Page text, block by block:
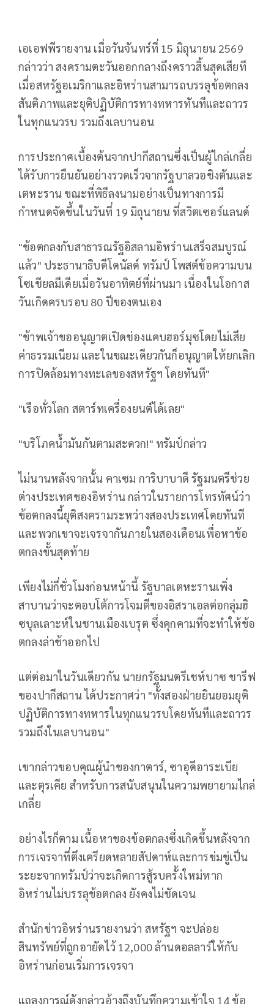
เอเอฟพีรายงาน เมื่อวันจันทร์ที่ 15 มิถุนายน 2569
กล่าวว่า สงครามตะวันออกกลางถึงคราวสิ้นสุดเสียที
เมื่อสหรัฐอเมริกาและอิหร่านสามารถบรรลุข้อตกลง
สันติภาพและยุติปฏิบัติการทางทหารทันทีและถาวร
ในทุกแนวรบ รวมถึงเลบานอน
การประกาศเบื้องต้นจากปากีสถานซึ่งเป็นผู้ไกล่เกลี่ย
ได้รับการยืนยันอย่างรวดเร็วจากรัฐบาลวอชิงตันและ
เตหะราน ขณะที่พิธีลงนามอย่างเป็นทางการมี
กำหนดจัดขึ้นในวันที่ 19 มิถุนายน ที่สวิตเซอร์แลนด์
"ข้อตกลงกับสาธารณรัฐอิสลามอิหร่านเสร็จสมบูรณ์
แล้ว" ประธานาธิบดีโดนัลด์ ทรัมป์ โพสต์ข้อความบน
โซเชียลมีเดียเมื่อวันอาทิตย์ที่ผ่านมา เนื่องในโอกาส
วันเกิดครบรอบ 80 ปีของตนเอง
"ข้าพเจ้าขออนุญาตเปิดช่องแคบฮอร์มุซโดยไม่เสีย
ค่าธรรมเนียม และในขณะเดียวกันก็อนุญาตให้ยกเลิก
การปิดล้อมทางทะเลของสหรัฐฯ โดยทันที"
"เรือทั่วโลก สตาร์ทเครื่องยนต์ได้เลย"
"บริโภคน้ำมันกันตามสะดวก!" ทรัมป์กล่าว
ไม่นานหลังจากนั้น คาเซม การิบาบาดี รัฐมนตรีช่วย
ต่างประเทศของอิหร่าน กล่าวในรายการโทรทัศน์ว่า
ข้อตกลงนี้ยุติสงครามระหว่างสองประเทศโดยทันที
และพวกเขาจะเจรจากันภายในสองเดือนเพื่อหาข้อ
ตกลงขั้นสุดท้าย
เพียงไม่กี่ชั่วโมงก่อนหน้านี้ รัฐบาลเตหะรานเพิ่ง
สาบานว่าจะตอบโต้การโจมตีของอิสราเอลต่อกลุ่มฮิ
ซบุลเลาะห์ในชานเมืองเบรุต ซึ่งคุกคามที่จะทำให้ข้อ
ตกลงล่าช้าออกไป
แต่ต่อมาในวันเดียวกัน นายกรัฐมนตรีเชห์บาซ ชารีฟ
ของปากีสถาน ได้ประกาศว่า "ทั้งสองฝ่ายยินยอมยุติ
ปฏิบัติการทางทหารในทุกแนวรบโดยทันทีและถาวร
รวมถึงในเลบานอน"
เขากล่าวขอบคุณผู้นำของกาตาร์, ซาอุดีอาระเบีย
และตุรเคีย สำหรับการสนับสนุนในความพยายามไกล่
เกลี่ย
อย่างไรก็ตาม เนื้อหาของข้อตกลงซึ่งเกิดขึ้นหลังจาก
การเจรจาที่ตึงเครียดหลายสัปดาห์และการข่มขู่เป็น
ระยะจากทรัมป์ว่าจะเกิดการสู้รบครั้งใหม่หาก
อิหร่านไม่บรรลุข้อตกลง ยังคงไม่ชัดเจน
สำนักข่าวอิหร่านรายงานว่า สหรัฐฯ จะปล่อย
สินทรัพย์ที่ถูกอายัดไว้ 12,000 ล้านดอลลาร์ให้กับ
อิหร่านก่อนเริ่มการเจรจา
แถลงการณ์ดังกล่าวอ้างถึงบันทึกความเข้าใจ 14 ข้อ